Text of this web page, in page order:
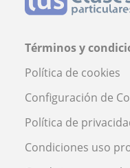
Términos y
Política de cookies
Configuración de
Política de
Condiciones uso